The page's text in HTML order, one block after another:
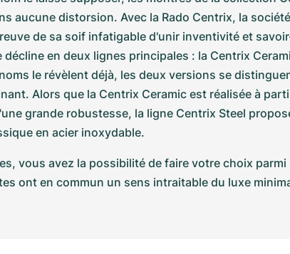
aucune distorsion. Avec la Rado Centrix, la
de sa soif infatigable d'unir inventivité et
en deux lignes principales : la Centrix
le révèlent déjà, les deux versions se
Alors que la Centrix Ceramic est réalisée à
grande robustesse, la ligne Centrix Steel
en acier inoxydable.
vous avez la possibilité de faire votre choix parmi
ont en commun un sens intraitable du luxe